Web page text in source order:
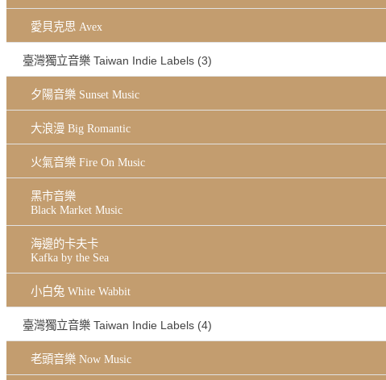
愛貝克思 Avex
臺灣獨立音樂 Taiwan Indie Labels (3)
夕陽音樂 Sunset Music
大浪漫 Big Romantic
火氣音樂 Fire On Music
黑市音樂
Black Market Music
海邊的卡夫卡
Kafka by the Sea
小白兔 White Wabbit
臺灣獨立音樂 Taiwan Indie Labels (4)
老頭音樂 Now Music